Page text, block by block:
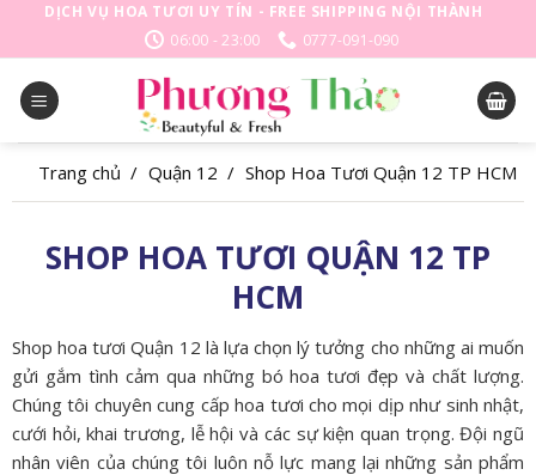
DỊCH VỤ HOA TƯƠI UY TÍN - FREE SHIPPING NỘI THÀNH
06:00 - 23:00
0777-091-090
Trang chủ / Quận 12 / Shop Hoa Tươi Quận 12 TP HCM
SHOP HOA TƯƠI QUẬN 12 TP
HCM
Shop hoa tươi Quận 12 là lựa chọn lý tưởng cho những ai muốn
gửi gắm tình cảm qua những bó hoa tươi đẹp và chất lượng.
Chúng tôi chuyên cung cấp hoa tươi cho mọi dịp như sinh nhật,
cưới hỏi, khai trương, lễ hội và các sự kiện quan trọng. Đội ngũ
nhân viên của chúng tôi luôn nỗ lực mang lại những sản phẩm